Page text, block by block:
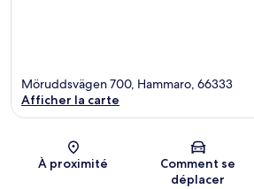
Carte
Möruddsvägen 700, Hammaro, 66333
Afficher la carte
À proximité
Comment se
déplacer